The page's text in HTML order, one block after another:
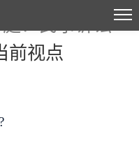
？民事诉讼
前视点